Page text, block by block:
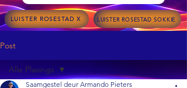
LUISTER ROSESTAD X LUISTER ROSESTAD SOKKIE
Post
Alle Plasings
Saamgestel deur Armando Pieters